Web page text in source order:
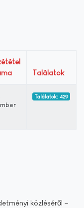
Találatok
Találatok: 429
közléséről –